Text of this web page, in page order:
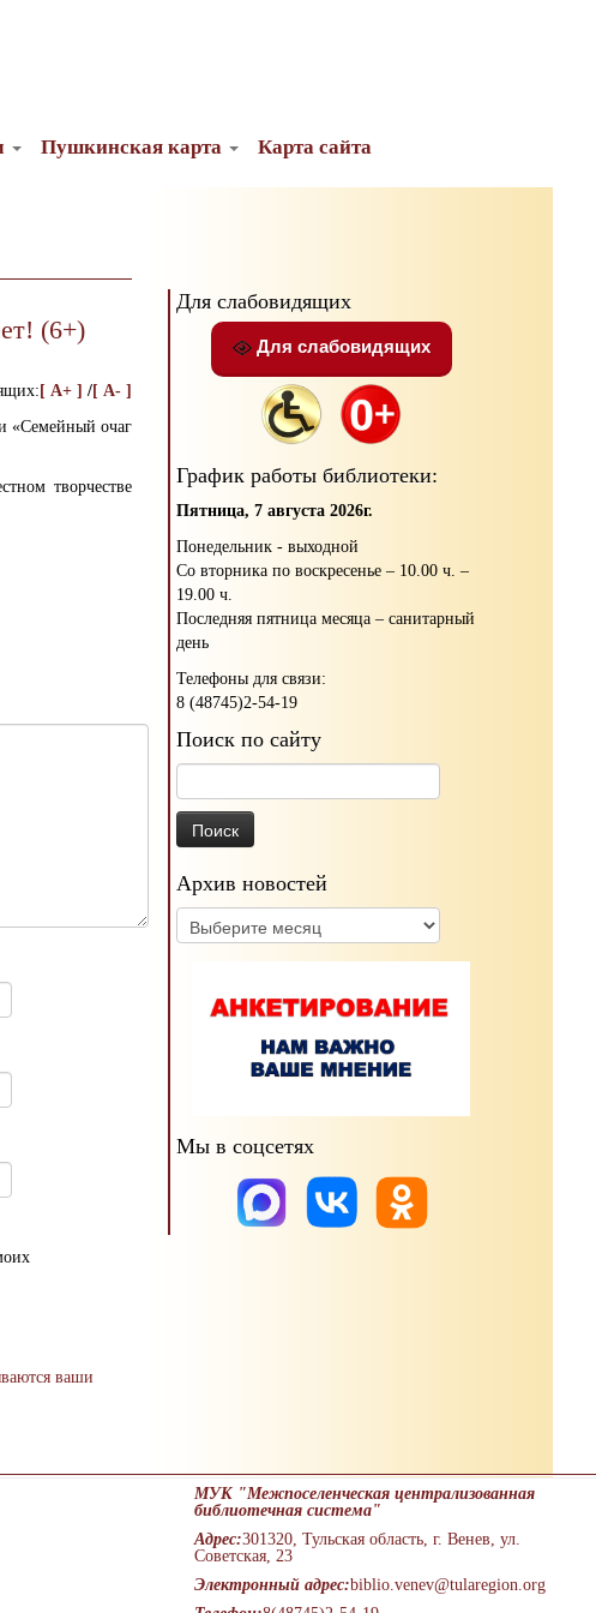
Пушкинская карта Карта сайта
(6+)
[ A+ ] /[ A- ]
«Семейный очаг
творчестве
ваши
Для слабовидящих
Для слабовидящих
График работы библиотеки:
Пятница, 7 августа 2026г.
Понедельник - выходной
Со вторника по воскресенье – 10.00 ч. –
19.00 ч.
Последняя пятница месяца – санитарный
день
Телефоны для связи:
8 (48745)2-54-19
Поиск по сайту
Архив новостей
Архив
новостей
Мы в соцсетях
МУК "Межпоселенческая централизованная
библиотечная система"
Адрес:301320, Тульская область, г. Венев, ул.
Советская, 23
Электронный адрес:biblio.venev@tularegion.org